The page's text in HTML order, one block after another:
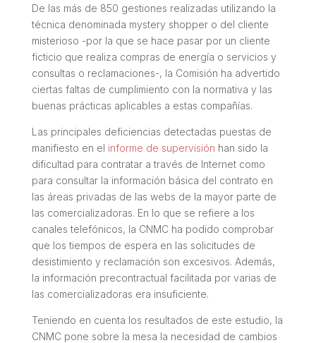
De las más de 850 gestiones realizadas utilizando la
técnica denominada mystery shoppero del cliente
misterioso -por la que se hace pasar por un cliente
ficticio que realiza compras de energía o servicios y
consultas o reclamaciones-, la Comisión ha advertido
ciertas faltas de cumplimiento con la normativa y las
buenas prácticas aplicables a estas compañías.
Las principales deficiencias detectadas puestas de
manifiesto en el informe de supervisión han sido la
dificultad para contratar a través de Internet como
para consultar la información básica del contrato en
las áreas privadas de las webs de la mayor parte de
las comercializadoras. En lo que se refiere a los
canales telefónicos, la CNMC ha podido comprobar
que los tiempos de espera en las solicitudes de
desistimiento y reclamación son excesivos. Además,
la información precontractual facilitada por varias de
las comercializadoras era insuficiente.
Teniendo en cuenta los resultados de este estudio, la
CNMC pone sobre la mesa la necesidad de cambios